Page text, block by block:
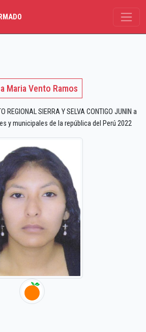
Maria Vento Ramos
REGIONAL SIERRA Y SELVA CONTIGO JUNIN a
y municipales de la república del Perú 2022